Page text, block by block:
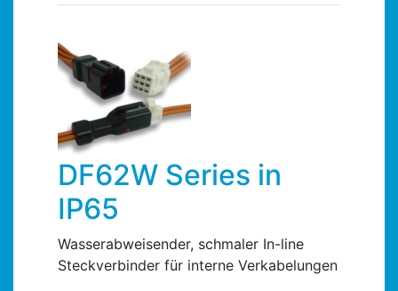
DF62W Series in
IP65
Wasserabweisender, schmaler In-line
Steckverbinder für interne Verkabelungen